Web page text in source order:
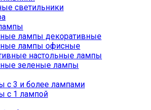
светильники
лампы декоративные
лампы офисные
настольные лампы
зеленые лампы
с 3 и более лампами
с 1 лампой